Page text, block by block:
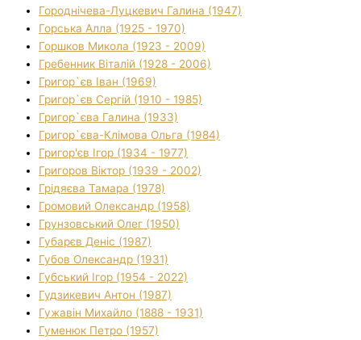
Городнічева-Луцкевич Галина (1947)
Горська Алла (1925 - 1970)
Горшков Микола (1923 - 2009)
Гребенник Віталій (1928 - 2006)
Григор`єв Іван (1969)
Григор`єв Сергій (1910 - 1985)
Григор`єва Галина (1933)
Григор`єва-Клімова Ольга (1984)
Григор'єв Ігор (1934 - 1977)
Григоров Віктор (1939 - 2002)
Грідяєва Тамара (1978)
Громовий Олександр (1958)
Грунзовський Олег (1950)
Губарєв Деніс (1987)
Губов Олександр (1931)
Губський Ігор (1954 - 2022)
Гудзикевич Антон (1987)
Гужавін Михайло (1888 - 1931)
Гуменюк Петро (1957)